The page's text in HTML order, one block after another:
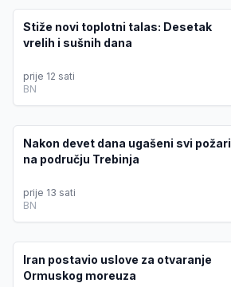
Stiže novi toplotni talas: Desetak
vrelih i sušnih dana
prije 12 sati
BN
Nakon devet dana ugašeni svi požari
na području Trebinja
prije 13 sati
BN
Iran postavio uslove za otvaranje
Ormuskog moreuza